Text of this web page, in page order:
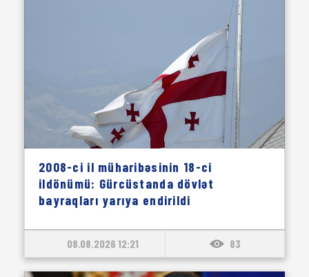
2008-ci il müharibəsinin 18-ci
ildönümü: Gürcüstanda dövlət
bayraqları yarıya endirildi
08.08.2026 12:21 83